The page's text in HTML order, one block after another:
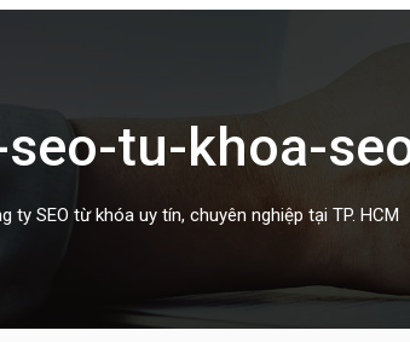
tu-khoa-
ty SEO từ khóa uy tín, chuyên nghiệp tại TP. HCM